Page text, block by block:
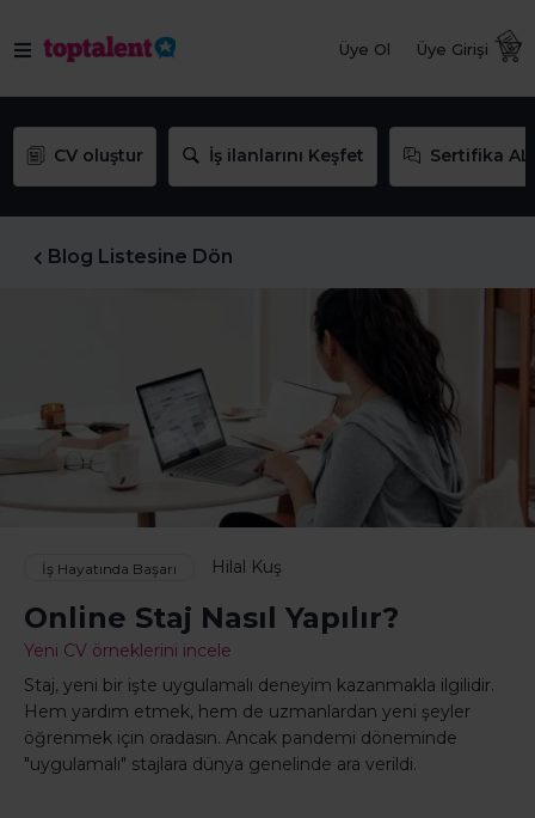
Üye Ol Üye Girişi
CV oluştur İş ilanlarını Keşfet Sertifika AL
Blog Listesine Dön
İş Hayatında Başarı Hilal Kuş
Online Staj Nasıl Yapılır?
Yeni CV örneklerini incele
Staj, yeni bir işte uygulamalı deneyim kazanmakla ilgilidir.
Hem yardım etmek, hem de uzmanlardan yeni şeyler
öğrenmek için oradasın. Ancak pandemi döneminde
"uygulamalı" stajlara dünya genelinde ara verildi.